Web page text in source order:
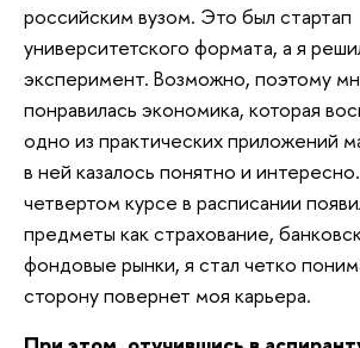
российским вузом. Это был стартап
университетского формата, а я
эксперимент. Возможно, поэтому
понравилась экономика, которая
одно из практических приложений
в ней казалось понятно и
четвертом курсе в расписании
предметы как страхование,
фондовые рынки, я стал четко
сторону повернет моя карьера.